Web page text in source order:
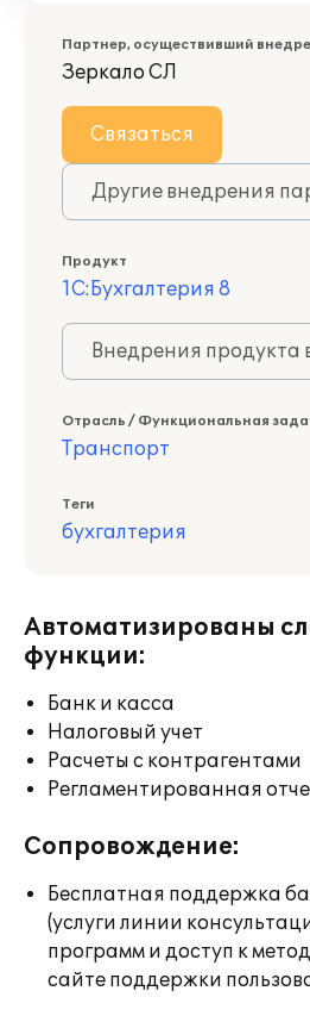
Партнер, осуществивший
Зеркало СЛ
Связаться
Другие внедрения
Продукт
1С:Бухгалтерия 8
Внедрения продукта
Отрасль / Функциональная
Транспорт
Теги
бухгалтерия
Автоматизированы
функции:
Банк и касса
Налоговый учет
Расчеты с контрагентами
Регламентированная
Сопровождение:
Бесплатная поддержка
(услуги линии
программ и доступ к
сайте поддержки